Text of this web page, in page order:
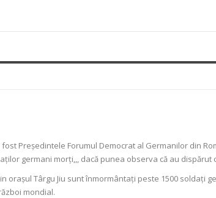
Președintele Forumul Democrat al Germanilor din
germani morți,,, dacă punea observa că au dispărut
orașul Târgu Jiu sunt înmormântați peste 1500 soldați
mondial.